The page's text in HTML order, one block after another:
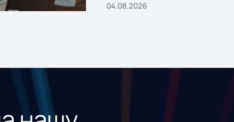
04.08.2026